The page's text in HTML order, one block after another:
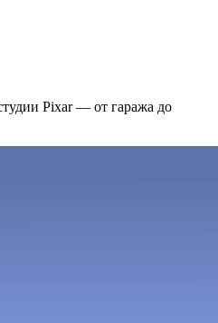
Pixar — от гаража до